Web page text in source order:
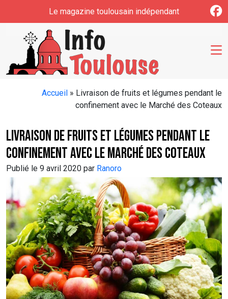
Le magazine toulousain indépendant
Accueil » Livraison de fruits et légumes pendant le
confinement avec le Marché des Coteaux
Livraison de fruits et légumes pendant le
confinement avec le Marché des Coteaux
Publié le 9 avril 2020 par Ranoro